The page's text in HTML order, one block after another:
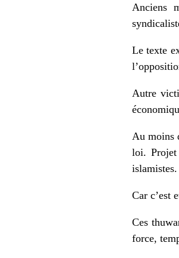
Anciens
Le texte
Autre
Au moins
loi.
islamistes.
Car c’est
Ces
force,